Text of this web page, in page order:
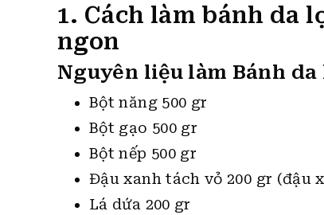
1. Cách làm bánh da
ngon
Nguyên liệu làm Bánh
Bột năng 500 gr
Bột gạo 500 gr
Bột nếp 500 gr
Đậu xanh tách vỏ 200 gr (đậu
Lá dứa 200 gr